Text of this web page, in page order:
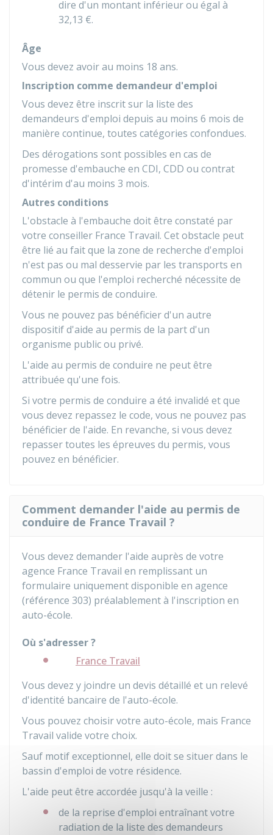
dire d'un montant inférieur ou égal à
32,13 €.
Âge
Vous devez avoir au moins 18 ans.
Inscription comme demandeur d'emploi
Vous devez être inscrit sur la liste des
demandeurs d'emploi depuis au moins 6 mois de
manière continue, toutes catégories confondues.
Des dérogations sont possibles en cas de
promesse d'embauche en CDI, CDD ou contrat
d'intérim d'au moins 3 mois.
Autres conditions
L'obstacle à l'embauche doit être constaté par
votre conseiller France Travail. Cet obstacle peut
être lié au fait que la zone de recherche d'emploi
n'est pas ou mal desservie par les transports en
commun ou que l'emploi recherché nécessite de
détenir le permis de conduire.
Vous ne pouvez pas bénéficier d'un autre
dispositif d'aide au permis de la part d'un
organisme public ou privé.
L'aide au permis de conduire ne peut être
attribuée qu'une fois.
Si votre permis de conduire a été invalidé et que
vous devez repassez le code, vous ne pouvez pas
bénéficier de l'aide. En revanche, si vous devez
repasser toutes les épreuves du permis, vous
pouvez en bénéficier.
Comment demander l'aide au permis de
conduire de France Travail ?
Vous devez demander l'aide auprès de votre
agence France Travail en remplissant un
formulaire uniquement disponible en agence
(référence 303) préalablement à l'inscription en
auto-école.
Où s'adresser ?
France Travail
Vous devez y joindre un devis détaillé et un relevé
d'identité bancaire de l'auto-école.
Vous pouvez choisir votre auto-école, mais France
Travail valide votre choix.
Sauf motif exceptionnel, elle doit se situer dans le
bassin d'emploi de votre résidence.
L'aide peut être accordée jusqu'à la veille :
de la reprise d'emploi entraînant votre
radiation de la liste des demandeurs